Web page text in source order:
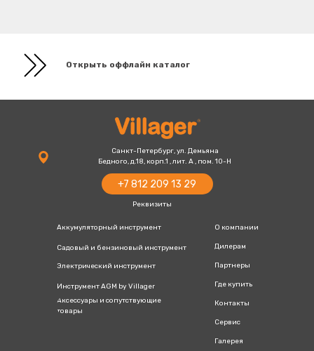
Открыть оффлайн каталог
Аккумуляторный инструмент
Садовый и бензиновый инструмент
Электрический инструмент
Инструмент AGM by Villager
Дилерам
О компании
Где купить
Контакты
Аксессуары и сопутствующие
товары
Сервис
Галерея
+7 812 209 13 29
Санкт-Петербург, ул. Демьяна
Бедного, д.18, корп.1 , лит. А , пом. 10-Н
villager-
+7 800 777 13 20
Партнеры
Реквизиты